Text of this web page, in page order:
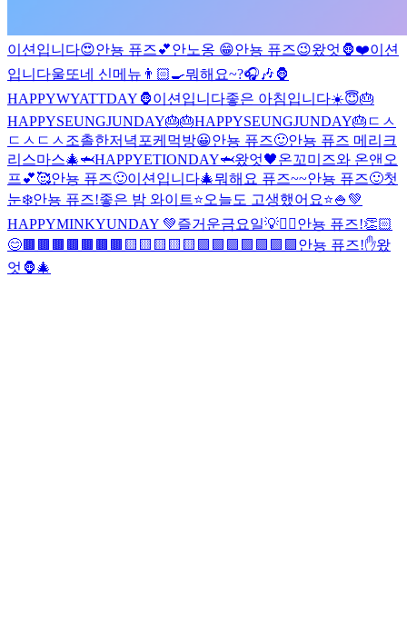
이션입니다😍안뇽 퓨즈💕안노옹 😁안뇽 퓨즈😉왔엇🦍❤️이션
입니다울또네 신메뉴👨🏻‍🍳뭐해요~?🎧🎶 🦍
HAPPYWYATTDAY🦍이션입니다좋은 아침입니다☀️😇🎂
HAPPYSEUNGJUNDAY🎂🎂HAPPYSEUNGJUNDAY🎂 ㄷㅅ
ㄷㅅ ㄷㅅ조촐한저녁 포케먹방😀안뇽 퓨즈🙂안뇽 퓨즈 메리크
리스마스🎄🦈HAPPYETIONDAY🦈왔엇🖤온꼬미즈와 온앤오
프💕🥰안뇽 퓨즈🙂이션입니다🎄뭐해요 퓨즈~~안뇽 퓨즈🙂첫
눈❄️안뇽 퓨즈!좋은 밤 와이트⭐️오늘도 고생했어요⭐️🍚 💚
HAPPYMINKYUNDAY 💚즐거운금요일💡✌🏻안뇽 퓨즈!👏🏻
😊🟫🟫🟫🟫🟫🟫🟫🟨🟨🟨 🟨🟨🟪🟪🟪🟪🟪🟪🟪 안뇽 퓨즈!✋왔
엇🦍🎄